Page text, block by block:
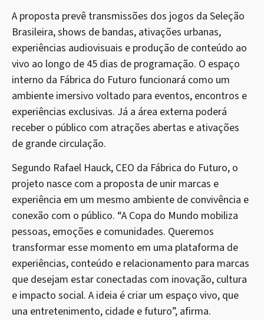
A proposta prevê transmissões dos jogos da Seleção
Brasileira, shows de bandas, ativações urbanas,
experiências audiovisuais e produção de conteúdo ao
vivo ao longo de 45 dias de programação. O espaço
interno da Fábrica do Futuro funcionará como um
ambiente imersivo voltado para eventos, encontros e
experiências exclusivas. Já a área externa poderá
receber o público com atrações abertas e ativações
de grande circulação.
Segundo Rafael Hauck, CEO da Fábrica do Futuro, o
projeto nasce com a proposta de unir marcas e
experiência em um mesmo ambiente de convivência e
conexão com o público. “A Copa do Mundo mobiliza
pessoas, emoções e comunidades. Queremos
transformar esse momento em uma plataforma de
experiências, conteúdo e relacionamento para marcas
que desejam estar conectadas com inovação, cultura
e impacto social. A ideia é criar um espaço vivo, que
una entretenimento, cidade e futuro”, afirma.